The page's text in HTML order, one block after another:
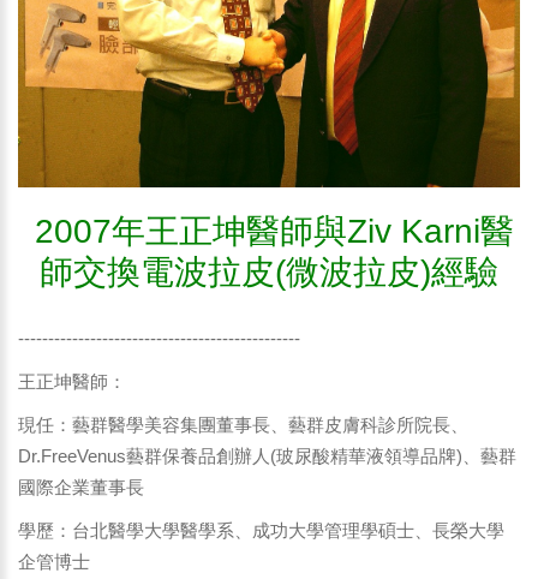
2007年王正坤醫師與Ziv Karni醫
師交換電波拉皮(微波拉皮)經驗
-----------------------------------------------
王正坤醫師：
現任：藝群醫學美容集團董事長、藝群皮膚科診所院長、
Dr.FreeVenus藝群保養品創辦人(玻尿酸精華液領導品牌)、藝群
國際企業董事長
學歷：台北醫學大學醫學系、成功大學管理學碩士、長榮大學
企管博士